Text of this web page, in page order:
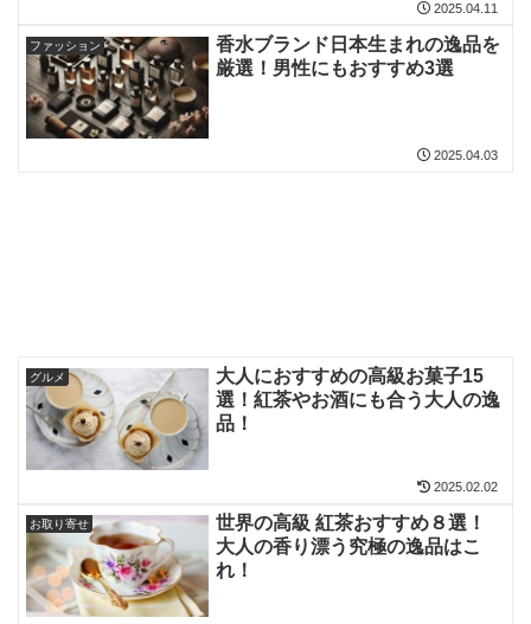
2025.04.11
ファッション
香水ブランド日本生まれの逸品を
厳選！男性にもおすすめ3選
2025.04.03
グルメ
大人におすすめの高級お菓子15
選！紅茶やお酒にも合う大人の逸
品！
2025.02.02
お取り寄せ
世界の高級 紅茶おすすめ８選！
大人の香り漂う究極の逸品はこ
れ！